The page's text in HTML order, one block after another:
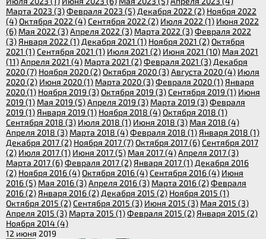
Марта 2023 (3)Февраля 2023 (5) Декабря 2022 (2) Ноября 2022
(4)Октября 2022 (4)Сентября 2022 (2) Июля 2022 (1) Июня 2022
(6) Мая 2022 (3)Апреля 2022 (3) Марта 2022 (3)Февраля 2022
(3) Января 2022 (1) Декабря 2021 (1) Ноября 2021 (2)Октября
2021 (1)Сентября 2021 (1) Июля 2021 (2) Июня 2021 (10) Мая 2021
(11)Апреля 2021 (4) Марта 2021 (2)Февраля 2021 (3) Декабря
2020 (7) Ноября 2020 (2)Октября 2020 (3)Августа 2020 (4) Июля
2020 (2) Июня 2020 (1) Марта 2020 (3)Февраля 2020 (1) Января
2020 (1) Ноября 2019 (3)Октября 2019 (3)Сентября 2019 (1) Июня
2019 (1) Мая 2019 (5)Апреля 2019 (3) Марта 2019 (3)Февраля
2019 (1) Января 2019 (1) Ноября 2018 (4)Октября 2018 (1)
Сентября 2018 (3) Июля 2018 (1) Июня 2018 (3) Мая 2018 (4)
Апреля 2018 (3) Марта 2018 (4)Февраля 2018 (1) Января 2018 (1)
Декабря 2017 (2) Ноября 2017 (7)Октября 2017 (6)Сентября 2017
(2) Июля 2017 (1) Июня 2017 (5) Мая 2017 (4)Апреля 2017 (3)
Марта 2017 (6)Февраля 2017 (2) Января 2017 (1) Декабря 2016
(2) Ноября 2016 (4)Октября 2016 (4)Сентября 2016 (4) Июня
2016 (5) Мая 2016 (3)Апреля 2016 (3) Марта 2016 (2)Февраля
2016 (2) Января 2016 (2) Декабря 2015 (2) Ноября 2015 (1)
Октября 2015 (2)Сентября 2015 (3) Июня 2015 (3) Мая 2015 (3)
Апреля 2015 (3) Марта 2015 (1)Февраля 2015 (2) Января 2015 (2)
Ноября 2014 (4)
12 июня 2019